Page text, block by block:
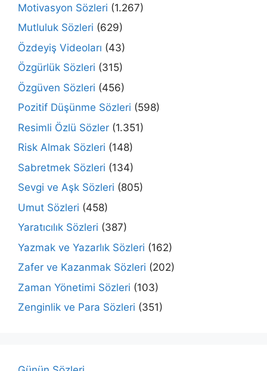
Motivasyon Sözleri (1.267)
Mutluluk Sözleri (629)
Özdeyiş Videoları (43)
Özgürlük Sözleri (315)
Özgüven Sözleri (456)
Pozitif Düşünme Sözleri (598)
Resimli Özlü Sözler (1.351)
Risk Almak Sözleri (148)
Sabretmek Sözleri (134)
Sevgi ve Aşk Sözleri (805)
Umut Sözleri (458)
Yaratıcılık Sözleri (387)
Yazmak ve Yazarlık Sözleri (162)
Zafer ve Kazanmak Sözleri (202)
Zaman Yönetimi Sözleri (103)
Zenginlik ve Para Sözleri (351)